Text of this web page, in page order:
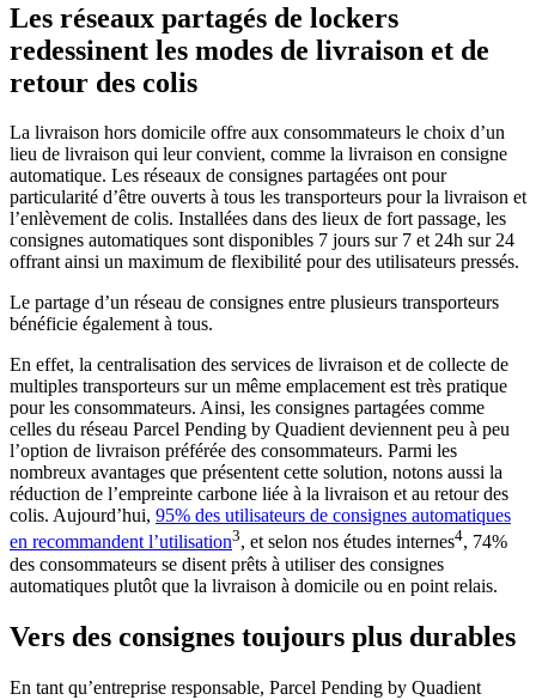
Les réseaux partagés de lockers
redessinent les modes de livraison et de
retour des colis
La livraison hors domicile offre aux consommateurs le choix d’un
lieu de livraison qui leur convient, comme la livraison en consigne
automatique. Les réseaux de consignes partagées ont pour
particularité d’être ouverts à tous les transporteurs pour la livraison et
l’enlèvement de colis. Installées dans des lieux de fort passage, les
consignes automatiques sont disponibles 7 jours sur 7 et 24h sur 24
offrant ainsi un maximum de flexibilité pour des utilisateurs pressés.
Le partage d’un réseau de consignes entre plusieurs transporteurs
bénéficie également à tous.
En effet, la centralisation des services de livraison et de collecte de
multiples transporteurs sur un même emplacement est très pratique
pour les consommateurs. Ainsi, les consignes partagées comme
celles du réseau Parcel Pending by Quadient deviennent peu à peu
l’option de livraison préférée des consommateurs. Parmi les
nombreux avantages que présentent cette solution, notons aussi la
réduction de l’empreinte carbone liée à la livraison et au retour des
colis. Aujourd’hui, 95% des utilisateurs de consignes automatiques
en recommandent l’utilisation3, et selon nos études internes4, 74%
des consommateurs se disent prêts à utiliser des consignes
automatiques plutôt que la livraison à domicile ou en point relais.
Vers des consignes toujours plus durables
En tant qu’entreprise responsable, Parcel Pending by Quadient